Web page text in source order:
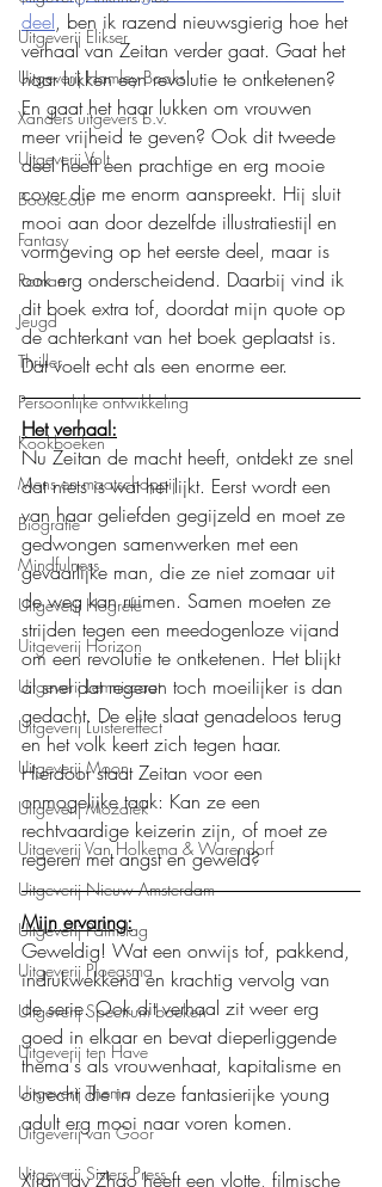
Uitgeverij Elikser
Uitgeverij Hamley Books
Xanders uitgevers b.v.
Uitgeverij Volt
Bookscout
Fantasy
Roman
Jeugd
Thriller
Persoonlijke ontwikkeling
Kookboeken
Mens en maatschappij
Biografie
Mindfulness
Uitgeverij Hogrefe
Uitgeverij Horizon
Uitgeverij Lemniscaat
Uitgeverij Luistereffect
Uitgeverij Moon
Uitgeverij Mozaïek
Uitgeverij Van Holkema & Warendorf
Uitgeverij Nieuw Amsterdam
Uitgeverij Palmslag
Uitgeverij Ploegsma
Uitgeverij Spectrum boeken
Uitgeverij ten Have
Uitgeverij Thema
Uitgeverij van Goor
Uitgeverij Sisters Press
deel, ben ik razend nieuwsgierig hoe het
verhaal van Zeitan verder gaat. Gaat het
haar lukken een revolutie te ontketenen?
En gaat het haar lukken om vrouwen
meer vrijheid te geven? Ook dit tweede
deel heeft een prachtige en erg mooie
cover die me enorm aanspreekt. Hij sluit
mooi aan door dezelfde illustratiestijl en
vormgeving op het eerste deel, maar is
ook erg onderscheidend. Daarbij vind ik
dit boek extra tof, doordat mijn quote op
de achterkant van het boek geplaatst is.
Dat voelt echt als een enorme eer.
Het verhaal:
Nu Zeitan de macht heeft, ontdekt ze snel
dat niets is wat het lijkt. Eerst wordt een
van haar geliefden gegijzeld en moet ze
gedwongen samenwerken met een
gevaarlijke man, die ze niet zomaar uit
de weg kan ruimen. Samen moeten ze
strijden tegen een meedogenloze vijand
om een revolutie te ontketenen. Het blijkt
al snel dat regeren toch moeilijker is dan
gedacht. De elite slaat genadeloos terug
en het volk keert zich tegen haar.
Hierdoor staat Zeitan voor een
onmogelijke taak: Kan ze een
rechtvaardige keizerin zijn, of moet ze
regeren met angst en geweld?
Mijn ervaring:
Geweldig! Wat een onwijs tof, pakkend,
indrukwekkend en krachtig vervolg van
de serie. Ook dit verhaal zit weer erg
goed in elkaar en bevat dieperliggende
thema's als vrouwenhaat, kapitalisme en
onrecht die in deze fantasierijke young
adult erg mooi naar voren komen.
Xiran Jay Zhao heeft een vlotte, filmische